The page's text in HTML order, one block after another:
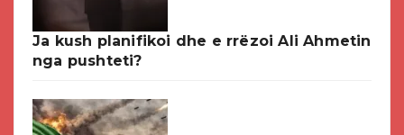
Ja kush planifikoi dhe e rrëzoi Ali Ahmetin
nga pushteti?